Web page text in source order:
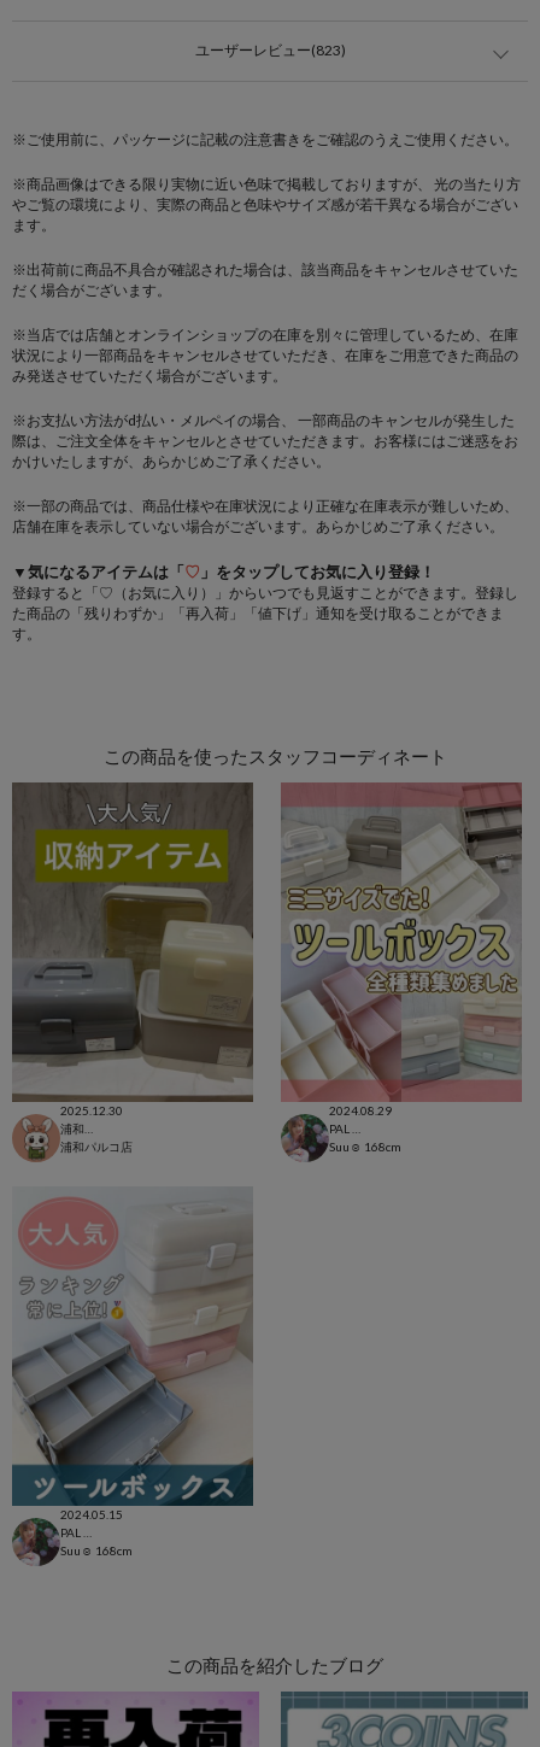
ユーザーレビュー(823)
※ご使用前に、パッケージに記載の注意書きをご確認のうえご使用ください。
※商品画像はできる限り実物に近い色味で掲載しておりますが、 光の当たり方
やご覧の環境により、実際の商品と色味やサイズ感が若干異なる場合がござい
ます。
※出荷前に商品不具合が確認された場合は、該当商品をキャンセルさせていた
だく場合がございます。
※当店では店舗とオンラインショップの在庫を別々に管理しているため、在庫
状況により一部商品をキャンセルさせていただき、在庫をご用意できた商品の
み発送させていただく場合がございます。
※お支払い方法がd払い・メルペイの場合、 一部商品のキャンセルが発生した
際は、ご注文全体をキャンセルとさせていただきます。お客様にはご迷惑をお
かけいたしますが、あらかじめご了承ください。
※一部の商品では、商品仕様や在庫状況により正確な在庫表示が難しいため、
店舗在庫を表示していない場合がございます。あらかじめご了承ください。
▼気になるアイテムは「♡ 」をタップしてお気に入り登録！
登録すると「♡（お気に入り）」からいつでも見返すことができます。登録し
た商品の「残りわずか」「再入荷」「値下げ」通知を受け取ることができま
す。
この商品を使ったスタッフコーディネート
2025.12.30
浦和パルコ店
2024.08.29
Suu☺︎ 168cm
2024.05.15
Suu☺︎ 168cm
この商品を紹介したブログ